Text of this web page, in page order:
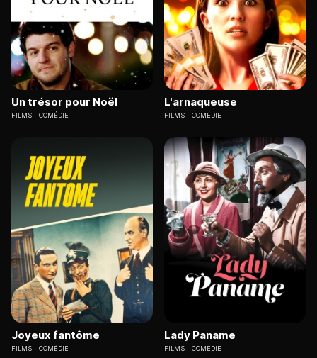
Un trésor pour Noël
FILMS COMÉDIE
L'arnaqueuse
FILMS COMÉDIE
Joyeux fantôme
FILMS COMÉDIE
Lady Paname
FILMS COMÉDIE